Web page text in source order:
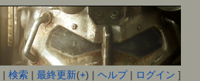
|検索 |最終更新(+) |ヘルプ| ログイン ]